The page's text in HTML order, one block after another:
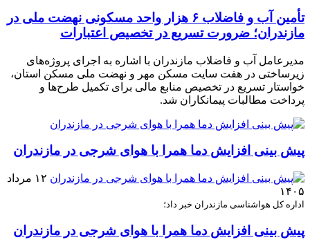
تأمین آب و فاضلاب ۶ هزار واحد مسکونی نهضت ملی در
مازندران؛ ضرورت تسریع در تخصیص اعتبارات
مدیرعامل آب و فاضلاب مازندران با اشاره به اجرای پروژه‌های
زیرساختی در هفت سایت مسکن مهر و نهضت ملی مسکن استان،
خواستار تسریع در تخصیص منابع مالی برای تکمیل طرح‌ها و
پرداخت مطالبات پیمانکاران شد.
پیش بینی افزایش دما همرا با هوای شرجی در مازندران
۱۲ مرداد
۱۴۰۵
اداره کل هواشناسی مازندران خبر داد؛
پیش بینی افزایش دما همرا با هوای شرجی در مازندران